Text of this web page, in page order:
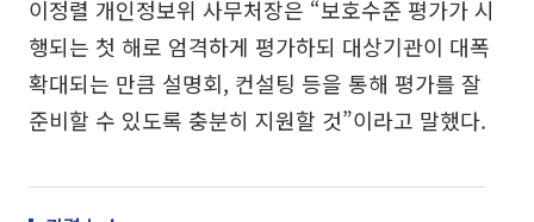
이정렬 개인정보위 사무처장은 “보호수준 평가가 시
행되는 첫 해로 엄격하게 평가하되 대상기관이 대폭
확대되는 만큼 설명회, 컨설팅 등을 통해 평가를 잘
준비할 수 있도록 충분히 지원할 것”이라고 말했다.